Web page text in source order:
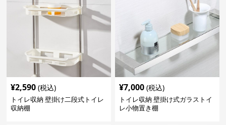
¥2,590 (税込)
トイレ収納 壁掛け二段式トイレ
収納棚
¥7,000 (税込)
トイレ収納 壁掛け式ガラストイ
レ小物置き棚